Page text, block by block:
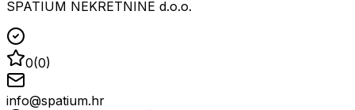
SPATIUM NEKRETNINE d.o.o.
0(0)
info@spatium.hr